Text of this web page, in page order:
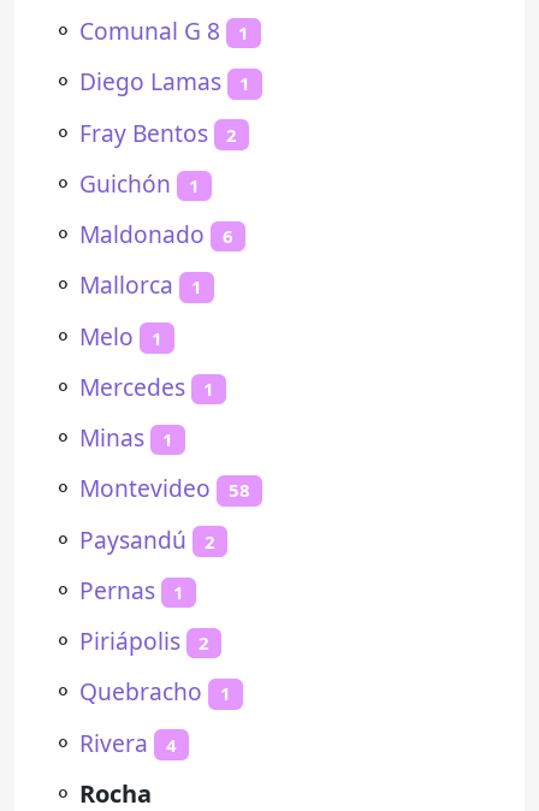
⚬ Comunal G 8 1
⚬ Diego Lamas 1
⚬ Fray Bentos 2
⚬ Guichón 1
⚬ Maldonado 6
⚬ Mallorca 1
⚬ Melo 1
⚬ Mercedes 1
⚬ Minas 1
⚬ Montevideo 58
⚬ Paysandú 2
⚬ Pernas 1
⚬ Piriápolis 2
⚬ Quebracho 1
⚬ Rivera 4
⚬ Rocha